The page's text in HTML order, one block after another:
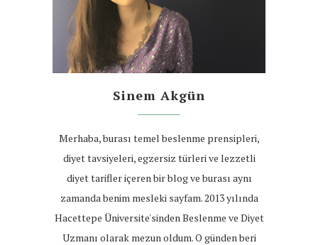
Sinem Akgün
Merhaba, burası temel beslenme prensipleri,
diyet tavsiyeleri, egzersiz türleri ve lezzetli
diyet tarifler içeren bir blog ve burası aynı
zamanda benim mesleki sayfam. 2013 yılında
Hacettepe Üniversite'sinden Beslenme ve Diyet
Uzmanı olarak mezun oldum. O günden beri